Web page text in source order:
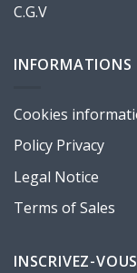
C.G.V
INFORMATIONS
Cookies
Policy Privacy
Legal Notice
Terms of Sales
INSCRIVEZ-